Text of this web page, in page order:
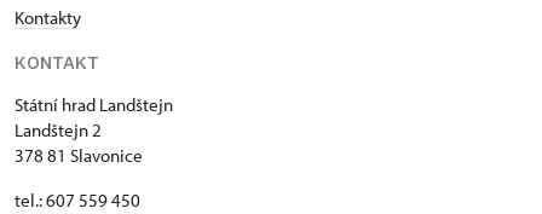
Kontakty
KONTAKT
Státní hrad Landštejn
Landštejn 2
378 81 Slavonice
tel.: 607 559 450